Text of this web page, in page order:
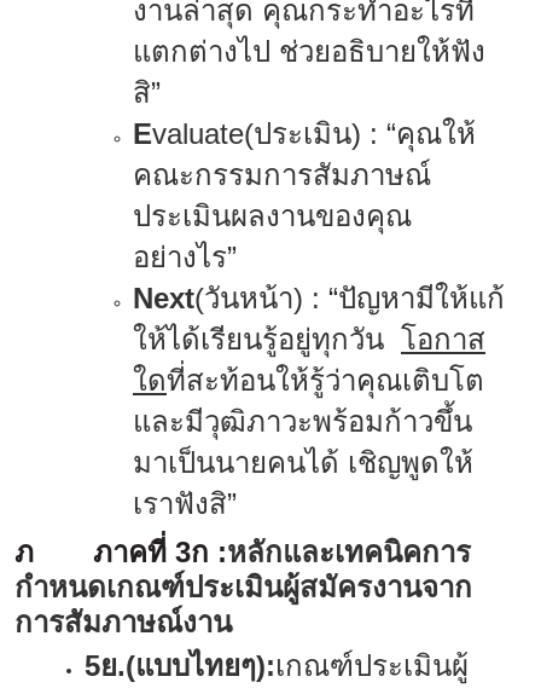
งานล่าสุด คุณกระทำอะไรที่
แตกต่างไป ช่วยอธิบายให้ฟัง
สิ”
Evaluate(ประเมิน) : “คุณให้
คณะกรรมการสัมภาษณ์
ประเมินผลงานของคุณ
อย่างไร”
Next(วันหน้า) : “ปัญหามีให้แก้
ให้ได้เรียนรู้อยู่ทุกวัน โอกาส
ใดที่สะท้อนให้รู้ว่าคุณเติบโต
และมีวุฒิภาวะพร้อมก้าวขึ้น
มาเป็นนายคนได้ เชิญพูดให้
เราฟังสิ”
ภ ภาคที่ 3ก :หลักและเทคนิคการ
กำหนดเกณฑ์ประเมินผู้สมัครงานจาก
การสัมภาษณ์งาน
5ย.(แบบไทยๆ):เกณฑ์ประเมินผู้